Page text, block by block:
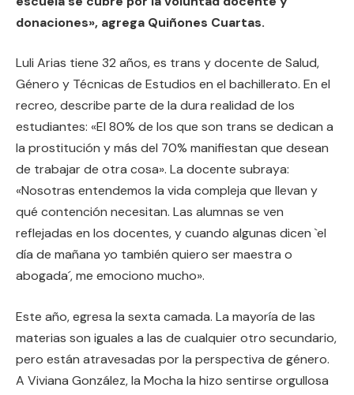
donaciones», agrega Quiñones Cuartas.
Luli Arias tiene 32 años, es trans y docente de Salud,
Género y Técnicas de Estudios en el bachillerato. En el
recreo, describe parte de la dura realidad de los
estudiantes: «El 80% de los que son trans se dedican a
la prostitución y más del 70% manifiestan que desean
de trabajar de otra cosa». La docente subraya:
«Nosotras entendemos la vida compleja que llevan y
qué contención necesitan. Las alumnas se ven
reflejadas en los docentes, y cuando algunas dicen `el
día de mañana yo también quiero ser maestra o
abogada´, me emociono mucho».
Este año, egresa la sexta camada. La mayoría de las
materias son iguales a las de cualquier otro secundario,
pero están atravesadas por la perspectiva de género.
A Viviana González, la Mocha la hizo sentirse orgullosa